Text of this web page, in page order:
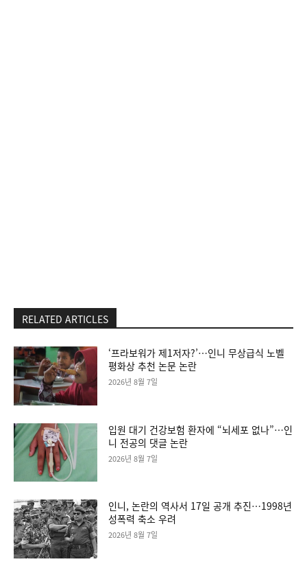
RELATED ARTICLES
‘프라보워가 제1저자?’…인니 무상급식 노벨
평화상 추천 논문 논란
2026년 8월 7일
입원 대기 건강보험 환자에 “뇌세포 없나”…인
니 전공의 댓글 논란
2026년 8월 7일
인니, 논란의 역사서 17일 공개 추진…1998년
성폭력 축소 우려
2026년 8월 7일